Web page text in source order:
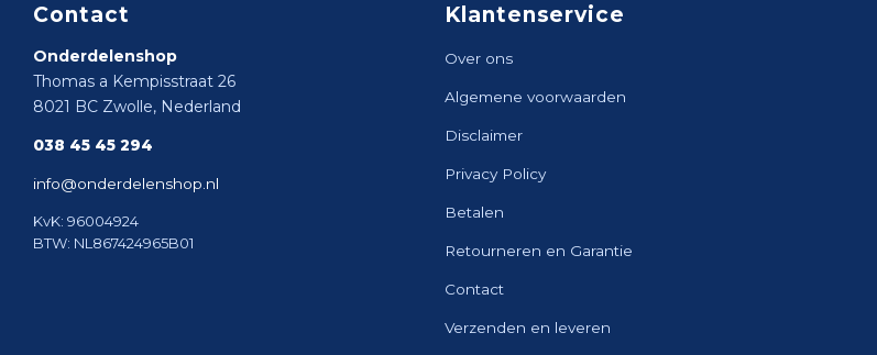
Contact
Onderdelenshop
Thomas a Kempisstraat 26
8021 BC Zwolle, Nederland
038 45 45 294
info@onderdelenshop.nl
KvK: 96004924
BTW: NL867424965B01
Klantenservice
Over ons
Algemene voorwaarden
Disclaimer
Privacy Policy
Betalen
Retourneren en Garantie
Contact
Verzenden en leveren